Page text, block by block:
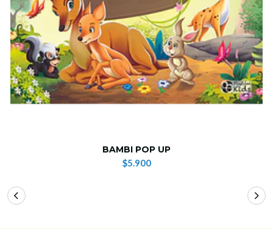
BAMBI POP UP
$5.900